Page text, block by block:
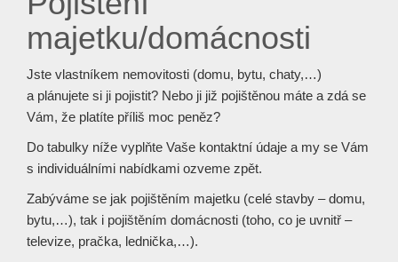
majetku/domácnosti
Jste vlastníkem nemovitosti (domu, bytu, chaty,…)
a plánujete si ji pojistit? Nebo ji již pojištěnou máte a zdá se
Vám, že platíte příliš moc peněz?
Do tabulky níže vyplňte Vaše kontaktní údaje a my se Vám
s individuálními nabídkami ozveme zpět.
Zabýváme se jak pojištěním majetku (celé stavby – domu,
bytu,…), tak i pojištěním domácnosti (toho, co je uvnitř –
televize, pračka, lednička,…).